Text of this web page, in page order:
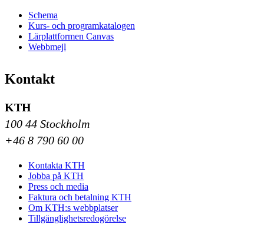
Schema
Kurs- och programkatalogen
Lärplattformen Canvas
Webbmejl
Kontakt
KTH
100 44 Stockholm
+46 8 790 60 00
Kontakta KTH
Jobba på KTH
Press och media
Faktura och betalning KTH
Om KTH:s webbplatser
Tillgänglighetsredogörelse